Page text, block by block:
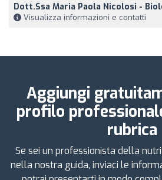
Dott.ssa Maria Paola Nicolosi -
Visualizza informazioni e contatti
Aggiungi
profilo
rubrica
Se sei un professionista della
nella nostra guida, inviaci le